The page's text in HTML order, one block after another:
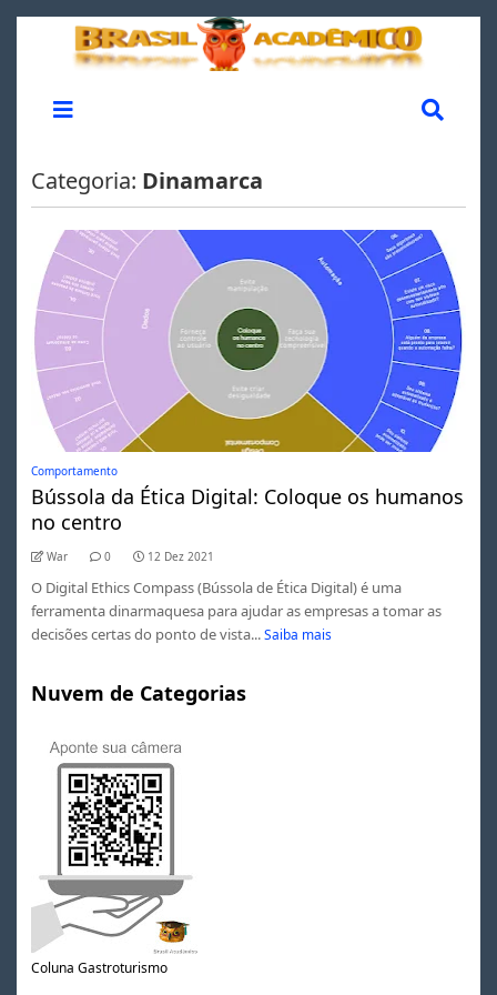
Categoria: Dinamarca
Comportamento
Bússola da Ética Digital: Coloque os humanos
no centro
War 0 12 Dez 2021
O Digital Ethics Compass (Bússola de Ética Digital) é uma
ferramenta dinarmaquesa para ajudar as empresas a tomar as
decisões certas do ponto de vista... Saiba mais
Nuvem de Categorias
Coluna Gastroturismo